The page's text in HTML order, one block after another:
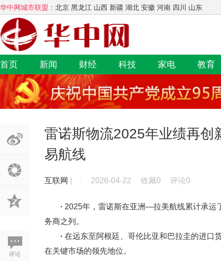
华中网城市联盟： 北京 黑龙江 山西 新疆 湖北 安徽 河南 四川 山东
首页 新闻 财经 科技 家电 教育
评论
雷诺斯物流2025年业绩再
易航线
互联网 2026-04-22 收藏0 评论0
· 2025年，雷诺斯在亚洲—拉美航线累计承运
务商之列。
· 在远东至阿根廷、哥伦比亚和巴拉圭的进口
在关键市场的领先地位。